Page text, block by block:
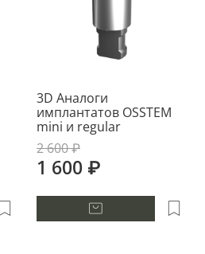
3D Аналоги
имплантатов OSSTEM
mini и regular
2 600 ₽
1 600 ₽